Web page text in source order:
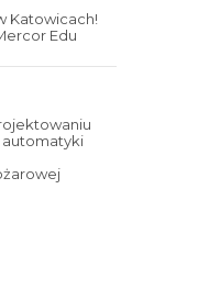
Katowicach!
Edu
automatyki